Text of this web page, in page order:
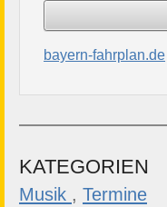
bayern-fahrplan.de
KATEGORIEN
Musik , Termine